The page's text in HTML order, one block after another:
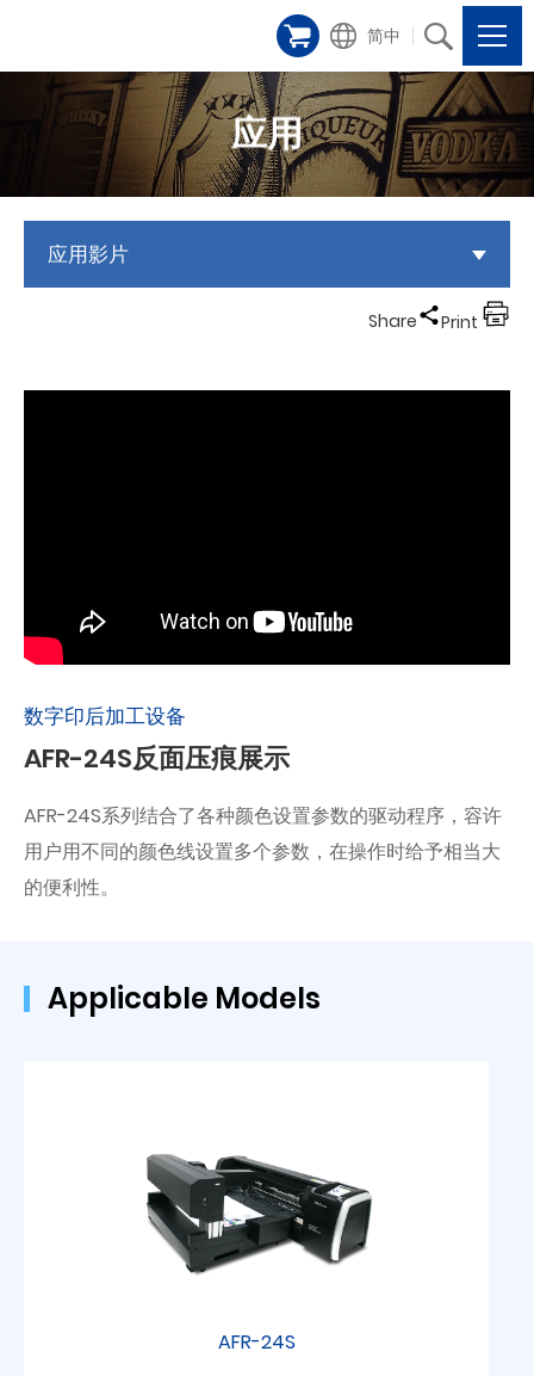
简中
应用
应用影片
Share Print
数字印后加工设备
AFR-24S反面压痕展示
AFR-24S系列结合了各种颜色设置参数的驱动程序，容许
用户用不同的颜色线设置多个参数，在操作时给予相当大
的便利性。
Applicable Models
AFR-24S